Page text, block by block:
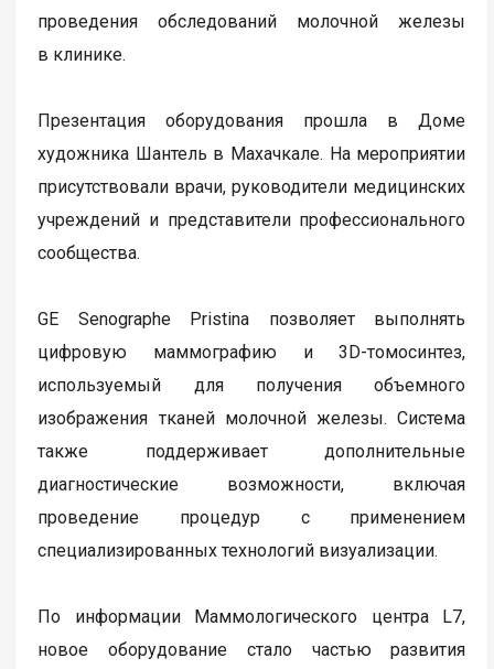
проведения обследований молочной железы
в клинике.
Презентация оборудования прошла в Доме
художника Шантель в Махачкале. На мероприятии
присутствовали врачи, руководители медицинских
учреждений и представители профессионального
сообщества.
GE Senographe Pristina позволяет выполнять
цифровую маммографию и 3D-томосинтез,
используемый для получения объемного
изображения тканей молочной железы. Система
также поддерживает дополнительные
диагностические возможности, включая
проведение процедур с применением
специализированных технологий визуализации.
По информации Маммологического центра L7,
новое оборудование стало частью развития